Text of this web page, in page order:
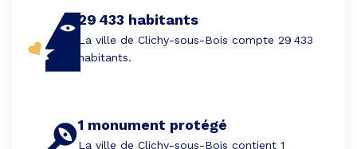
29 433 habitants
La ville de Clichy-sous-Bois compte 29 433
habitants.
1 monument protégé
La ville de Clichy-sous-Bois contient 1